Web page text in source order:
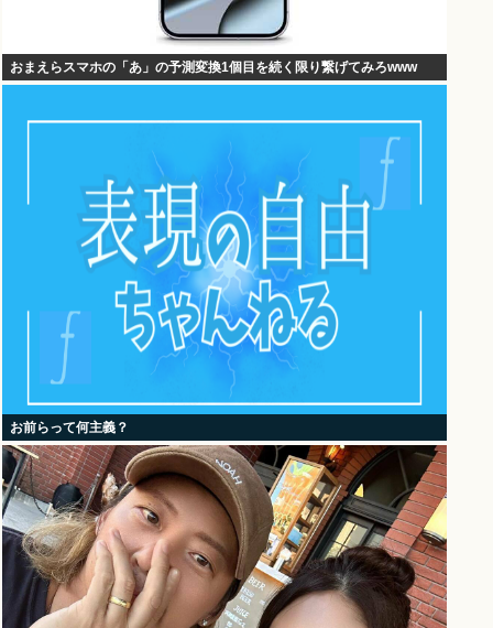
おまえらスマホの「あ」の予測変換1個目を続く限り繋げてみろwww
お前らって何主義？